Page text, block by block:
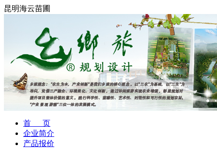
昆明海云苗圃
首 页
企业简介
产品报价